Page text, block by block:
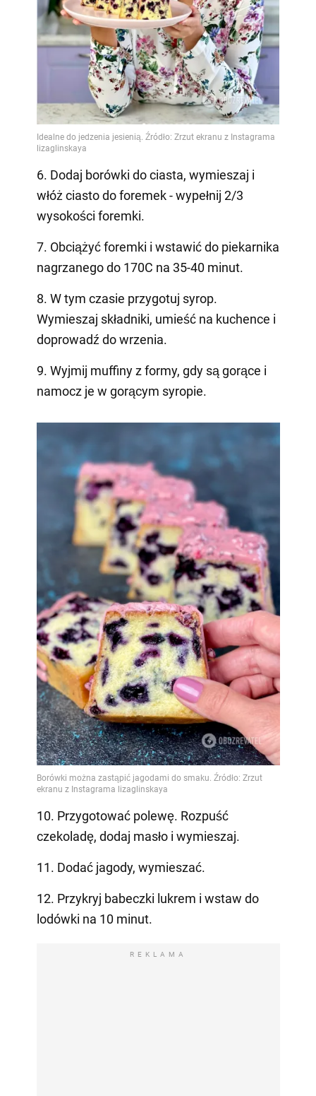
6. Dodaj borówki do ciasta, wymieszaj i
włóż ciasto do foremek - wypełnij 2/3
wysokości foremki.
7. Obciążyć foremki i wstawić do piekarnika
nagrzanego do 170C na 35-40 minut.
8. W tym czasie przygotuj syrop.
Wymieszaj składniki, umieść na kuchence i
doprowadź do wrzenia.
9. Wyjmij muffiny z formy, gdy są gorące i
namocz je w gorącym syropie.
10. Przygotować polewę. Rozpuść
czekoladę, dodaj masło i wymieszaj.
11. Dodać jagody, wymieszać.
12. Przykryj babeczki lukrem i wstaw do
lodówki na 10 minut.
REKLAMA